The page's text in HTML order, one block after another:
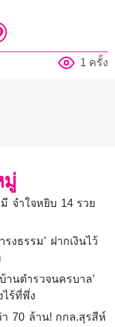
1 ครั้ง
มู่
จำใจหยิบ 14 รวย
งธรรม’ ฝากเงินไว้
านตำรวจนครบาล’
ไร้ที่พึ่ง
70 ล้าน! กกล.สุรสีห์